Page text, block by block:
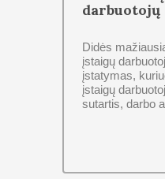
Didės
įstaigų
įstatymas,
įstaigų
sutartis, darbo